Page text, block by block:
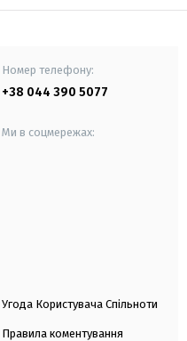
Номер телефону:
+38 044 390 5077
Ми в соцмережах:
Угода Користувача Спільноти
Правила коментування